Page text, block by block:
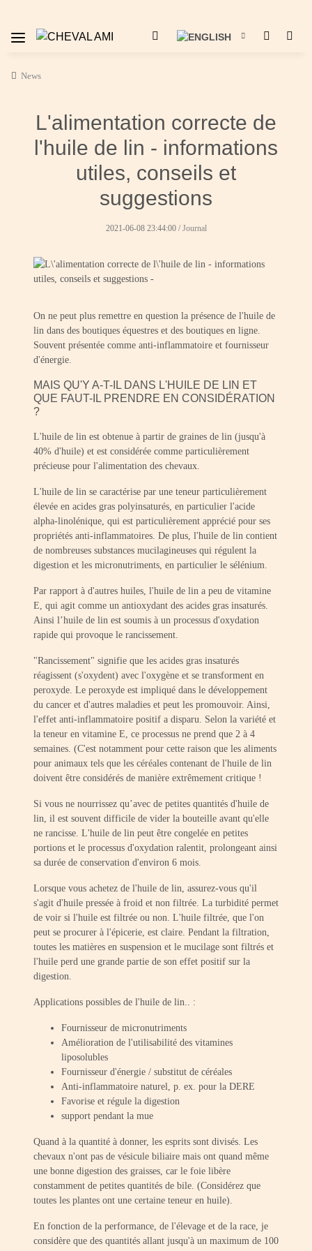
News
L'alimentation correcte de
l'huile de lin - informations
utiles, conseils et
suggestions
2021-06-08 23:44:00 /Journal
On ne peut plus remettre en question la présence de l'huile de
lin dans des boutiques équestres et des boutiques en ligne.
Souvent présentée comme anti-inflammatoire et fournisseur
d'énergie.
MAIS QU'Y A-T-IL DANS L'HUILE DE LIN ET
QUE FAUT-IL PRENDRE EN CONSIDÉRATION
?
L'huile de lin est obtenue à partir de graines de lin (jusqu'à
40% d'huile) et est considérée comme particulièrement
précieuse pour l'alimentation des chevaux.
L'huile de lin se caractérise par une teneur particulièrement
élevée en acides gras polyinsaturés, en particulier l'acide
alpha-linolénique, qui est particulièrement apprécié pour ses
propriétés anti-inflammatoires. De plus, l'huile de lin contient
de nombreuses substances mucilagineuses qui régulent la
digestion et les micronutriments, en particulier le sélénium.
Par rapport à d'autres huiles, l'huile de lin a peu de vitamine
E, qui agit comme un antioxydant des acides gras insaturés.
Ainsi l’huile de lin est soumis à un processus d'oxydation
rapide qui provoque le rancissement.
"Rancissement" signifie que les acides gras insaturés
réagissent (s'oxydent) avec l'oxygène et se transforment en
peroxyde. Le peroxyde est impliqué dans le développement
du cancer et d'autres maladies et peut les promouvoir. Ainsi,
l'effet anti-inflammatoire positif a disparu. Selon la variété et
la teneur en vitamine E, ce processus ne prend que 2 à 4
semaines. (C'est notamment pour cette raison que les aliments
pour animaux tels que les céréales contenant de l'huile de lin
doivent être considérés de manière extrêmement critique !
Si vous ne nourrissez qu’avec de petites quantités d'huile de
lin, il est souvent difficile de vider la bouteille avant qu'elle
ne rancisse. L'huile de lin peut être congelée en petites
portions et le processus d'oxydation ralentit, prolongeant ainsi
sa durée de conservation d'environ 6 mois.
Lorsque vous achetez de l'huile de lin, assurez-vous qu'il
s'agit d'huile pressée à froid et non filtrée. La turbidité permet
de voir si l'huile est filtrée ou non. L'huile filtrée, que l'on
peut se procurer à l'épicerie, est claire. Pendant la filtration,
toutes les matières en suspension et le mucilage sont filtrés et
l'huile perd une grande partie de son effet positif sur la
digestion.
Applications possibles de l'huile de lin.. :
Fournisseur de micronutriments
Amélioration de l'utilisabilité des vitamines
liposolubles
Fournisseur d'énergie / substitut de céréales
Anti-inflammatoire naturel, p. ex. pour la DERE
Favorise et régule la digestion
support pendant la mue
Quand à la quantité à donner, les esprits sont divisés. Les
chevaux n'ont pas de vésicule biliaire mais ont quand même
une bonne digestion des graisses, car le foie libère
constamment de petites quantités de bile. (Considérez que
toutes les plantes ont une certaine teneur en huile).
En fonction de la performance, de l'élevage et de la race, je
considère que des quantités allant jusqu'à un maximum de 100